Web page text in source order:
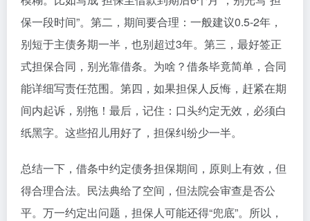
保一段时间”。第二，期间要合理：一般建议0.5-2年，
别短于主债务期一半，也别超过3年。第三，最好签正
式担保合同，别光靠借条。为啥？借条毕竟简单，合同
能详细写责任范围。第四，如果担保人反悔，赶紧在期
间内起诉，别拖！最后，记住：口头约定无效，必须白
纸黑字。这些招儿用好了，担保纠纷少一半。
总结一下，借条中约定债务担保期间，原则上有效，但
得合理合法。民法典给了空间，但法院会审查是否公
平。万一约定出问题，担保人可能还得“兜底”。所以，